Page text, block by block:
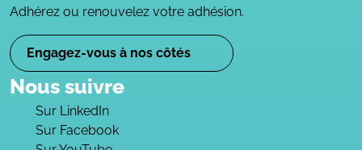
Adhérez ou renouvelez votre adhésion.
Engagez-vous à nos côtés
Nous suivre
Sur LinkedIn
Sur Facebook